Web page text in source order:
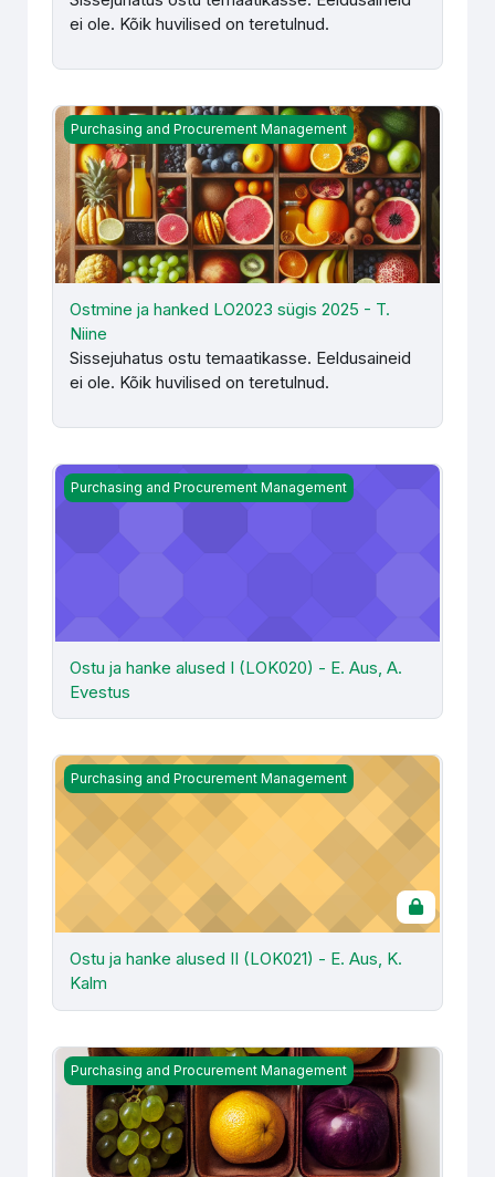
ei ole. Kõik huvilised on teretulnud.
Ostmine ja hanked LO2023 sügis 2025 - T. Niine
Purchasing and Procurement Management
Ostmine ja hanked LO2023 sügis 2025 - T.
Niine
Sissejuhatus ostu temaatikasse. Eeldusaineid
ei ole. Kõik huvilised on teretulnud.
Ostu ja hanke alused I (LOK020) - E. Aus, A. Evestus
Purchasing and Procurement Management
Ostu ja hanke alused I (LOK020) - E. Aus, A.
Evestus
Ostu ja hanke alused II (LOK021) - E. Aus, K. Kalm
Purchasing and Procurement Management
Ostu ja hanke alused II (LOK021) - E. Aus, K.
Kalm
Ostu- ja hanketegevuse korraldamine OK2025 sügis
Purchasing and Procurement Management